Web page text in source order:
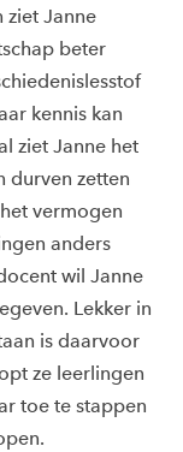
ziet Janne
beter
kennis kan
ziet Janne het
durven zetten
vermogen
anders
wil Janne
Lekker in
is daarvoor
ze leerlingen
toe te stappen